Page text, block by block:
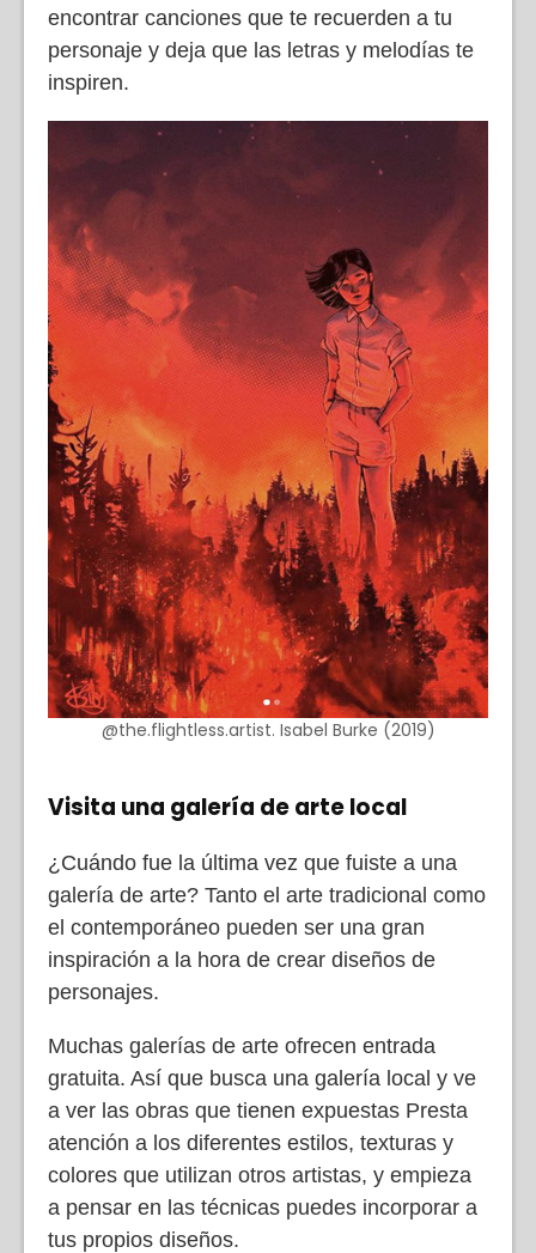
encontrar canciones que te recuerden a tu
personaje y deja que las letras y melodías te
inspiren.
@the.flightless.artist. Isabel Burke (2019)
Visita una galería de arte local
¿Cuándo fue la última vez que fuiste a una
galería de arte? Tanto el arte tradicional como
el contemporáneo pueden ser una gran
inspiración a la hora de crear diseños de
personajes.
Muchas galerías de arte ofrecen entrada
gratuita. Así que busca una galería local y ve
a ver las obras que tienen expuestas Presta
atención a los diferentes estilos, texturas y
colores que utilizan otros artistas, y empieza
a pensar en las técnicas puedes incorporar a
tus propios diseños.